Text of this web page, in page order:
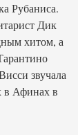
Рубаниса.
Дик
хитом, а
звучала
в Афинах в